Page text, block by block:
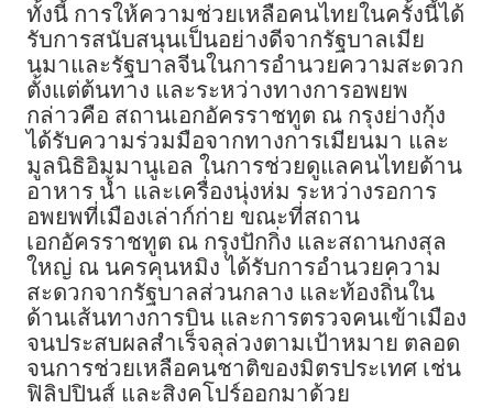
ทั้งนี้ การให้ความช่วยเหลือคนไทยในครั้งนี้ได้
รับการสนับสนุนเป็นอย่างดีจากรัฐบาลเมีย
นมาและรัฐบาลจีนในการอำนวยความสะดวก
ตั้งแต่ต้นทาง และระหว่างทางการอพยพ
กล่าวคือ สถานเอกอัครราชทูต ณ กรุงย่างกุ้ง
ได้รับความร่วมมือจากทางการเมียนมา และ
มูลนิธิอิมมานูเอล ในการช่วยดูแลคนไทยด้าน
อาหาร น้ำ และเครื่องนุ่งห่ม ระหว่างรอการ
อพยพที่เมืองเล่าก์ก่าย ขณะที่สถาน
เอกอัครราชทูต ณ กรุงปักกิ่ง และสถานกงสุล
ใหญ่ ณ นครคุนหมิง ได้รับการอำนวยความ
สะดวกจากรัฐบาลส่วนกลาง และท้องถิ่นใน
ด้านเส้นทางการบิน และการตรวจคนเข้าเมือง
จนประสบผลสำเร็จลุล่วงตามเป้าหมาย ตลอด
จนการช่วยเหลือคนชาติของมิตรประเทศ เช่น
ฟิลิปปินส์ และสิงคโปร์ออกมาด้วย